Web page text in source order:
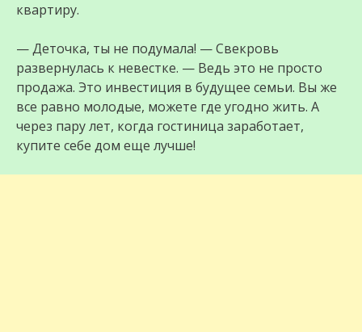
квартиру.
— Деточка, ты не подумала! — Свекровь
развернулась к невестке. — Ведь это не просто
продажа. Это инвестиция в будущее семьи. Вы же
все равно молодые, можете где угодно жить. А
через пару лет, когда гостиница заработает,
купите себе дом еще лучше!